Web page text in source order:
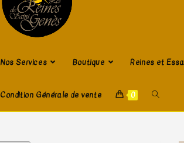
Nos Services Boutique Reines et
Condition Générale de vente 0